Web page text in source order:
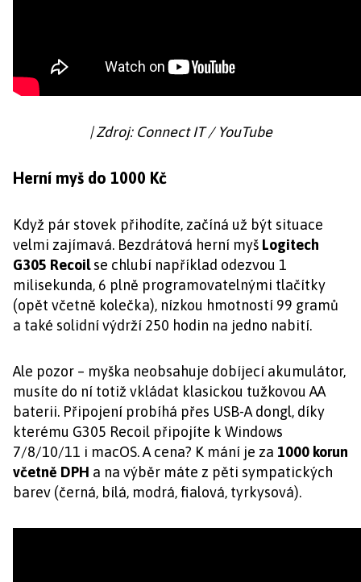
| Zdroj: Connect IT / YouTube
Herní myš do 1000 Kč
Když pár stovek přihodíte, začíná už být situace
velmi zajímavá. Bezdrátová herní myš Logitech
G305 Recoilse chlubí například odezvou 1
milisekunda, 6 plně programovatelnými tlačítky
(opět včetně kolečka), nízkou hmotností 99 gramů
a také solidní výdrží 250 hodin na jedno nabití.
Ale pozor – myška neobsahuje dobíjecí akumulátor,
musíte do ní totiž vkládat klasickou tužkovou AA
baterii. Připojení probíhá přes USB-A dongl, díky
kterému G305 Recoil připojíte k Windows
7/8/10/11 i macOS. A cena? K mání je za 1000 korun
včetně DPH a na výběr máte z pěti sympatických
barev (černá, bílá, modrá, fialová, tyrkysová).